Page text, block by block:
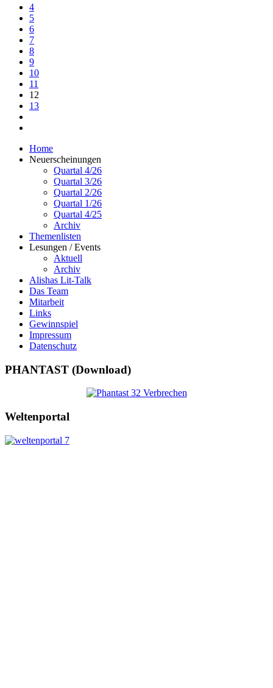
4
5
6
7
8
9
10
11
12
13
Home
Neuerscheinungen
Quartal 4/26
Quartal 3/26
Quartal 2/26
Quartal 1/26
Quartal 4/25
Archiv
Themenlisten
Lesungen / Events
Aktuell
Archiv
Alishas Lit-Talk
Das Team
Mitarbeit
Links
Gewinnspiel
Impressum
Datenschutz
PHANTAST (Download)
Weltenportal